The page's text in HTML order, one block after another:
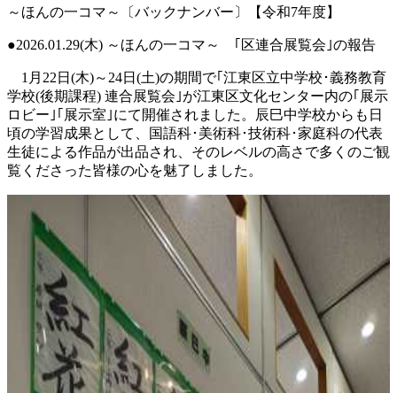
～ほんの一コマ～〔バックナンバー〕【令和7年度】
●2026.01.29(木) ～ほんの一コマ～ ｢区連合展覧会｣の報告
1月22日(木)～24日(土)の期間で｢江東区立中学校･義務教育
学校(後期課程) 連合展覧会｣が江東区文化センター内の｢展示
ロビー｣｢展示室｣にて開催されました。辰巳中学校からも日
頃の学習成果として、国語科･美術科･技術科･家庭科の代表
生徒による作品が出品され、そのレベルの高さで多くのご観
覧くださった皆様の心を魅了しました。